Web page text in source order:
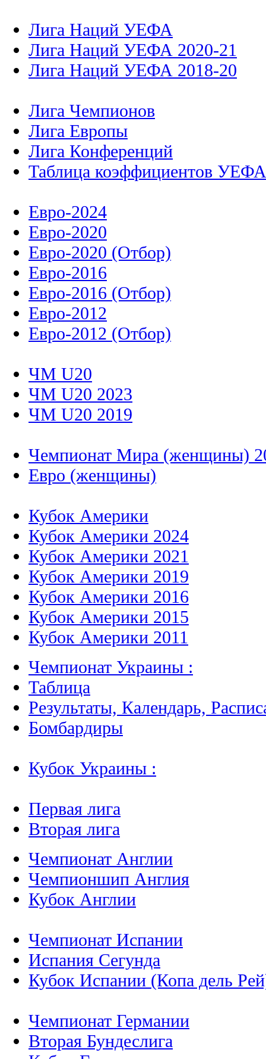
Лига Наций УЕФА
Лига Наций УЕФА 2020-21
Лига Наций УЕФА 2018-20
Лига Чемпионов
Лига Европы
Лига Конференций
Таблица коэффициентов УЕФА
Евро-2024
Евро-2020
Евро-2020 (Отбор)
Евро-2016
Евро-2016 (Отбор)
Евро-2012
Евро-2012 (Отбор)
ЧМ U20
ЧМ U20 2023
ЧМ U20 2019
Чемпионат Мира (женщины)
Евро (женщины)
Кубок Америки
Кубок Америки 2024
Кубок Америки 2021
Кубок Америки 2019
Кубок Америки 2016
Кубок Америки 2015
Кубок Америки 2011
Чемпионат Украины :
Таблица
Результаты, Календарь,
Бомбардиры
Кубок Украины :
Первая лига
Вторая лига
Чемпионат Англии
Чемпионшип Англия
Кубок Англии
Чемпионат Испании
Испания Сегунда
Кубок Испании (Копа дель
Чемпионат Германии
Вторая Бундеслига